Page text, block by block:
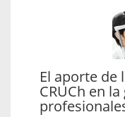
El aporte de
CRUCh en